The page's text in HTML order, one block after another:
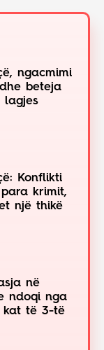
ngacmimi
beteja
lagjes
Konflikti
krimit,
një thikë
në
ndoqi nga
kat të 3-të